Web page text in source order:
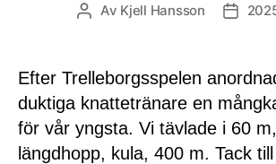
Inläggsförfattare
Av Kjell Hansson
Efter Trelleborgsspelen
duktiga knattetränare en
för vår yngsta. Vi tävlade i 60
längdhopp, kula, 400 m. Tack